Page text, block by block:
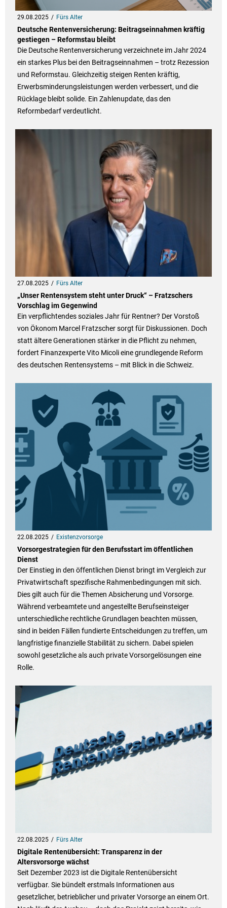
29.08.2025 Fürs Alter
Deutsche Rentenversicherung: Beitragseinnahmen kräftig
gestiegen – Reformstau bleibt
Die Deutsche Rentenversicherung verzeichnete im Jahr 2024
ein starkes Plus bei den Beitragseinnahmen – trotz Rezession
und Reformstau. Gleichzeitig steigen Renten kräftig,
Erwerbsminderungsleistungen werden verbessert, und die
Rücklage bleibt solide. Ein Zahlenupdate, das den
Reformbedarf verdeutlicht.
27.08.2025 Fürs Alter
„Unser Rentensystem steht unter Druck“ – Fratzschers
Vorschlag im Gegenwind
Ein verpflichtendes soziales Jahr für Rentner? Der Vorstoß
von Ökonom Marcel Fratzscher sorgt für Diskussionen. Doch
statt ältere Generationen stärker in die Pflicht zu nehmen,
fordert Finanzexperte Vito Micoli eine grundlegende Reform
des deutschen Rentensystems – mit Blick in die Schweiz.
22.08.2025 Existenzvorsorge
Vorsorgestrategien für den Berufsstart im öffentlichen
Dienst
Der Einstieg in den öffentlichen Dienst bringt im Vergleich zur
Privatwirtschaft spezifische Rahmenbedingungen mit sich.
Dies gilt auch für die Themen Absicherung und Vorsorge.
Während verbeamtete und angestellte Berufseinsteiger
unterschiedliche rechtliche Grundlagen beachten müssen,
sind in beiden Fällen fundierte Entscheidungen zu treffen, um
langfristige finanzielle Stabilität zu sichern. Dabei spielen
sowohl gesetzliche als auch private Vorsorgelösungen eine
Rolle.
22.08.2025 Fürs Alter
Digitale Rentenübersicht: Transparenz in der
Altersvorsorge wächst
Seit Dezember 2023 ist die Digitale Rentenübersicht
verfügbar. Sie bündelt erstmals Informationen aus
gesetzlicher, betrieblicher und privater Vorsorge an einem Ort.